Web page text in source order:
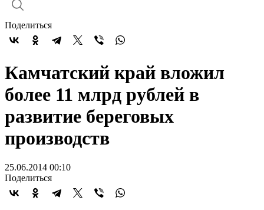
Поделиться
Камчатский край вложил
более 11 млрд рублей в
развитие береговых
производств
25.06.2014 00:10
Поделиться